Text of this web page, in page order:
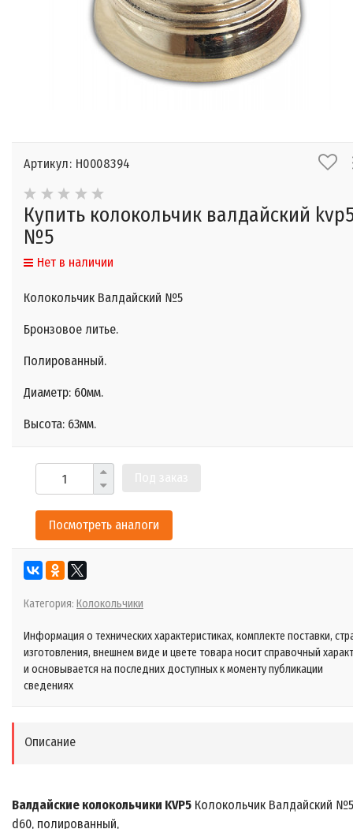
Артикул: Н0008394
Купить колокольчик валдайский
№5
Нет в наличии
Колокольчик Валдайский №5
Бронзовое литье.
Полированный.
Диаметр: 60мм.
Высота: 63мм.​
Посмотреть аналоги
Категория: Колокольчики
Информация о технических характеристиках, комплекте поставки,
изготовления, внешнем виде и цвете товара носит справочный
и основывается на последних доступных к моменту публикации
сведениях
Описание
Валдайские колокольчики KVP5 Колокольчик Валдайский
d60, полированный,